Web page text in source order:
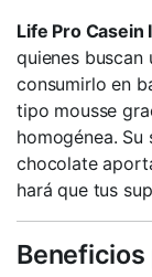
Life Pro Casein
quienes buscan
consumirlo en
tipo mousse
homogénea.
chocolate
hará que tus